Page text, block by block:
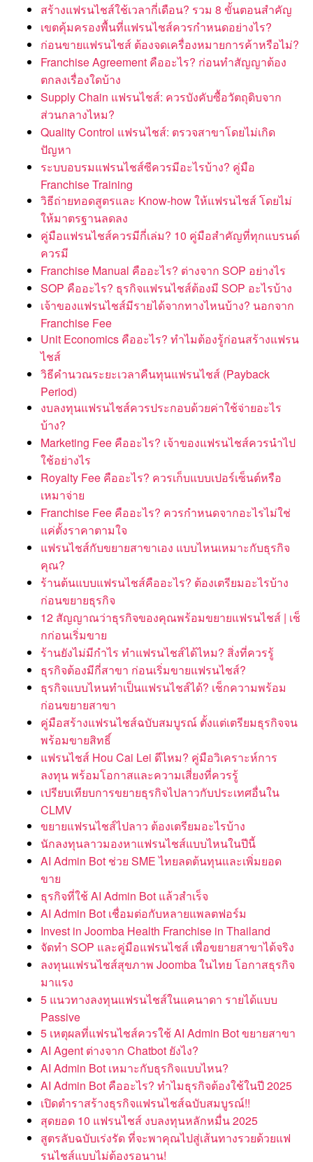
สร้างแฟรนไชส์ใช้เวลากี่เดือน? รวม 8 ขั้นตอนสำคัญ
เขตคุ้มครองพื้นที่แฟรนไชส์ควรกำหนดอย่างไร?
ก่อนขายแฟรนไชส์ ต้องจดเครื่องหมายการค้าหรือไม่?
Franchise Agreement คืออะไร? ก่อนทำสัญญาต้อง
ตกลงเรื่องใดบ้าง
Supply Chain แฟรนไชส์: ควรบังคับซื้อวัตถุดิบจาก
ส่วนกลางไหม?
Quality Control แฟรนไชส์: ตรวจสาขาโดยไม่เกิด
ปัญหา
ระบบอบรมแฟรนไชส์ซีควรมีอะไรบ้าง? คู่มือ
Franchise Training
วิธีถ่ายทอดสูตรและ Know-how ให้แฟรนไชส์ โดยไม่
ให้มาตรฐานลดลง
คู่มือแฟรนไชส์ควรมีกี่เล่ม? 10 คู่มือสำคัญที่ทุกแบรนด์
ควรมี
Franchise Manual คืออะไร? ต่างจาก SOP อย่างไร
SOP คืออะไร? ธุรกิจแฟรนไชส์ต้องมี SOP อะไรบ้าง
เจ้าของแฟรนไชส์มีรายได้จากทางไหนบ้าง? นอกจาก
Franchise Fee
Unit Economics คืออะไร? ทำไมต้องรู้ก่อนสร้างแฟรน
ไชส์
วิธีคำนวณระยะเวลาคืนทุนแฟรนไชส์ (Payback
Period)
งบลงทุนแฟรนไชส์ควรประกอบด้วยค่าใช้จ่ายอะไร
บ้าง?
Marketing Fee คืออะไร? เจ้าของแฟรนไชส์ควรนำไป
ใช้อย่างไร
Royalty Fee คืออะไร? ควรเก็บแบบเปอร์เซ็นต์หรือ
เหมาจ่าย
Franchise Fee คืออะไร? ควรกำหนดจากอะไรไม่ใช่
แค่ตั้งราคาตามใจ
แฟรนไชส์กับขยายสาขาเอง แบบไหนเหมาะกับธุรกิจ
คุณ?
ร้านต้นแบบแฟรนไชส์คืออะไร? ต้องเตรียมอะไรบ้าง
ก่อนขยายธุรกิจ
12 สัญญาณว่าธุรกิจของคุณพร้อมขยายแฟรนไชส์ | เช็
กก่อนเริ่มขาย
ร้านยังไม่มีกำไร ทำแฟรนไชส์ได้ไหม? สิ่งที่ควรรู้
ธุรกิจต้องมีกี่สาขา ก่อนเริ่มขายแฟรนไชส์?
ธุรกิจแบบไหนทำเป็นแฟรนไชส์ได้? เช็กความพร้อม
ก่อนขยายสาขา
คู่มือสร้างแฟรนไชส์ฉบับสมบูรณ์ ตั้งแต่เตรียมธุรกิจจน
พร้อมขายสิทธิ์
แฟรนไชส์ Hou Cai Lei ดีไหม? คู่มือวิเคราะห์การ
ลงทุน พร้อมโอกาสและความเสี่ยงที่ควรรู้
เปรียบเทียบการขยายธุรกิจไปลาวกับประเทศอื่นใน
CLMV
ขยายแฟรนไชส์ไปลาว ต้องเตรียมอะไรบ้าง
นักลงทุนลาวมองหาแฟรนไชส์แบบไหนในปีนี้
AI Admin Bot ช่วย SME ไทยลดต้นทุนและเพิ่มยอด
ขาย
ธุรกิจที่ใช้ AI Admin Bot แล้วสำเร็จ
AI Admin Bot เชื่อมต่อกับหลายแพลตฟอร์ม
Invest in Joomba Health Franchise in Thailand
จัดทำ SOP และคู่มือแฟรนไชส์ เพื่อขยายสาขาได้จริง
ลงทุนแฟรนไชส์สุขภาพ Joomba ในไทย โอกาสธุรกิจ
มาแรง
5 แนวทางลงทุนแฟรนไชส์ในแคนาดา รายได้แบบ
Passive
5 เหตุผลที่แฟรนไชส์ควรใช้ AI Admin Bot ขยายสาขา
AI Agent ต่างจาก Chatbot ยังไง?
AI Admin Bot เหมาะกับธุรกิจแบบไหน?
AI Admin Bot คืออะไร? ทำไมธุรกิจต้องใช้ในปี 2025
เปิดตำราสร้างธุรกิจแฟรนไชส์ฉบับสมบูรณ์!!
สุดยอด 10 แฟรนไชส์ งบลงทุนหลักหมื่น 2025
สูตรลับฉบับเร่งรัด ที่จะพาคุณไปสู่เส้นทางรวยด้วยแฟ
รนไชส์แบบไม่ต้องรอนาน!